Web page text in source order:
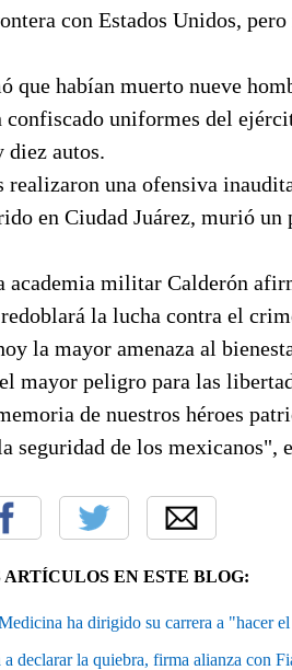
con Estados Unidos,
que habían muerto nueve
uniformes del
diez autos.
realizaron una ofensiva
en Ciudad Juárez, murió
academia militar Calderón
la lucha contra el
la mayor amenaza al
mayor peligro para las
de nuestros héroes
seguridad de los mexicanos",
ARTÍCULOS EN ESTE BLOG:
ha dirigido su carrera a "hacer
declarar la quiebra, firma alianza con